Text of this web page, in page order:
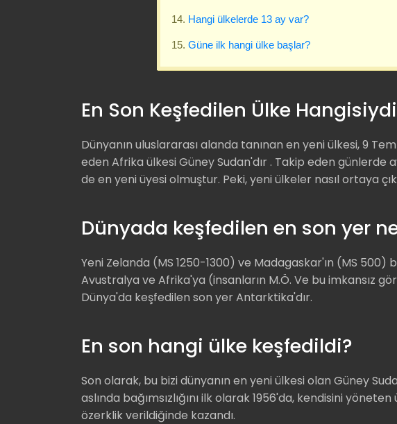
Hangi ülkelerde 13 ay var?
Güne ilk hangi ülke başlar?
En Son Keşfedilen Ülke
Dünyanın uluslararası alanda tanınan en yeni ülkesi, 9
eden Afrika ülkesi Güney Sudan'dır . Takip eden günlerde
de en yeni üyesi olmuştur. Peki, yeni ülkeler nasıl ortaya
Dünyada keşfedilen en son yer
Yeni Zelanda (MS 1250-1300) ve Madagaskar'ın (MS 500)
Avustralya ve Afrika'ya (insanların M.Ö. Ve bu imkansız
Dünya'da keşfedilen son yer Antarktika'dır.
En son hangi ülke keşfedildi?
Son olarak, bu bizi dünyanın en yeni ülkesi olan Güney
aslında bağımsızlığını ilk olarak 1956'da, kendisini
özerklik verildiğinde kazandı.